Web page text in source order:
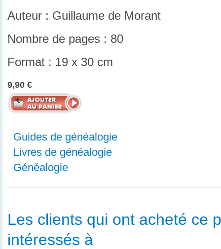
Auteur : Guillaume de Morant
Nombre de pages : 80
Format : 19 x 30 cm
9,90 €
Guides de généalogie
Livres de généalogie
Généalogie
Les clients qui ont acheté ce
intéressés à